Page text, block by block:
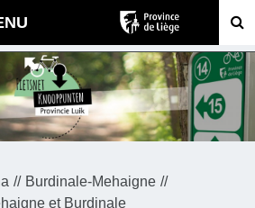
Burdinale-Mehaigne
et Burdinale